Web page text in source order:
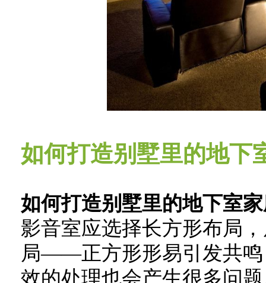
如何打造别墅里的地下
如何打造别墅里的地下室
影音室应选择长方形布局
局——正方形形易引发共鸣
效的处理也会产生很多问